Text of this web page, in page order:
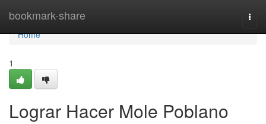
bookmark-share
Home
Home
1
Lograr Hacer Mole Poblano